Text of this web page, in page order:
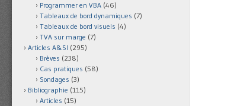
Programmer en VBA (46)
Tableaux de bord dynamiques (7)
Tableaux de bord visuels (4)
TVA sur marge (7)
Articles A&SI (295)
Brèves (238)
Cas pratiques (58)
Sondages (3)
Bibliographie (115)
Articles (15)